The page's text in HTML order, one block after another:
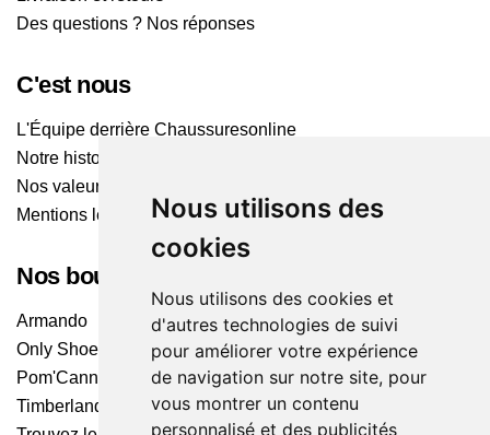
Nous utilisons des
cookies
Nous utilisons des cookies et
d'autres technologies de suivi
pour améliorer votre expérience
de navigation sur notre site, pour
vous montrer un contenu
personnalisé et des publicités
Des questions ? Nos réponses
C'est nous
L'Équipe derrière Chaussuresonline
Notre histoire
Nos valeurs
Mentions légales
Nos boutiques
Armando
Only Shoes
Pom'Cannelle
Timberland